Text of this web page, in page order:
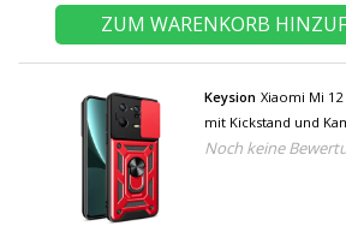
ZUM WARENKORB
Keysion Xiaomi Mi
mit Kickstand und
Grip Cover Case Rot
Noch keine